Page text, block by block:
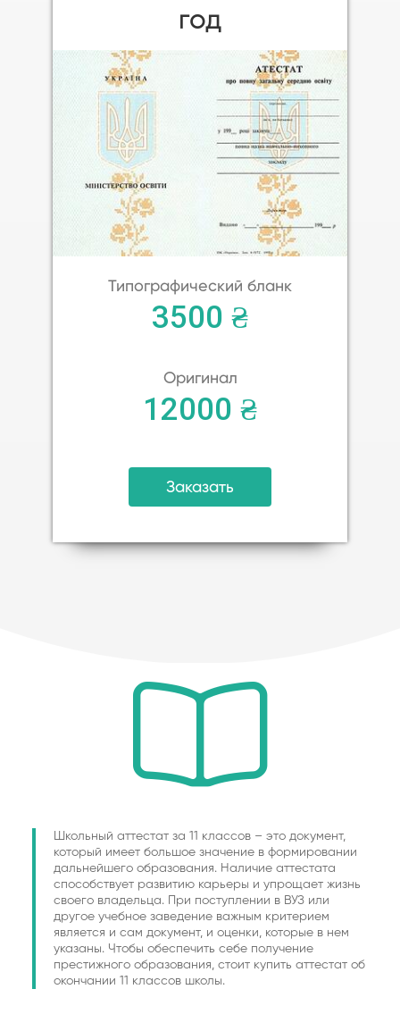
год
Типографический бланк
3500 ₴
Оригинал
12000 ₴
Заказать
Школьный аттестат за 11 классов – это документ,
который имеет большое значение в формировании
дальнейшего образования. Наличие аттестата
способствует развитию карьеры и упрощает жизнь
своего владельца. При поступлении в ВУЗ или
другое учебное заведение важным критерием
является и сам документ, и оценки, которые в нем
указаны. Чтобы обеспечить себе получение
престижного образования, стоит купить аттестат об
окончании 11 классов школы.